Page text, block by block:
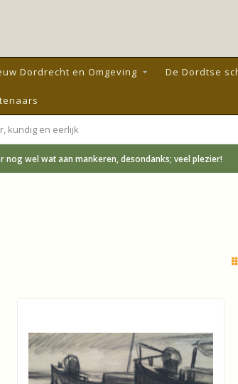
Dordrecht en Omgeving De Dordtse
kundig en eerlijk
nog wel wat aan mankeren, desondanks; veel plezier!